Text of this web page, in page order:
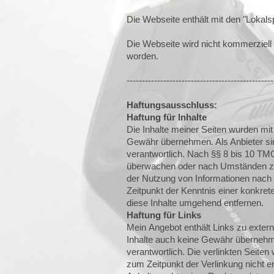
Die Webseite enthält mit den
Die Webseite wird nicht
worden.
Haftungsausschluss:
Haftung für Inhalte
Die Inhalte meiner Seiten wurden
Gewähr übernehmen. Als Anbieter
verantwortlich. Nach §§ 8 bis 10
überwachen oder nach Umständen
der Nutzung von Informationen
Zeitpunkt der Kenntnis einer
diese Inhalte umgehend entfernen.
Haftung für Links
Mein Angebot enthält Links zu
Inhalte auch keine Gewähr
verantwortlich. Die verlinkten
zum Zeitpunkt der Verlinkung nicht